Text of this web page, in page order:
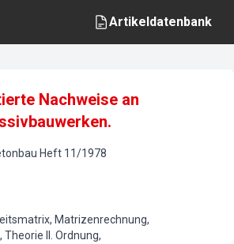
Artikeldatenbank
Nachweise an
Heft 11/1978
Matrizenrechnung,
II. Ordnung,